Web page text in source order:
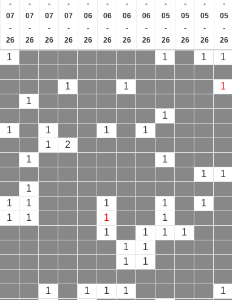
-
07
-
26
-
07
-
26
-
07
-
26
-
07
-
26
-
06
-
26
-
06
-
26
-
06
-
26
-
06
-
26
-
05
-
26
-
05
-
26
-
05
-
26
-
05
-
26
1 1 1 1
1 1 1
1
1
1 1 1 1
1 2
1 1
1 1
1
1 1 1 1 1
1 1 1 1
1 1 1 1
1 1
1 1
1 1 1 1 1